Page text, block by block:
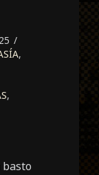
,
,